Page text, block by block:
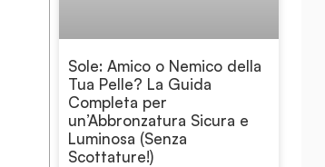
Sole: Amico o Nemico della
Tua Pelle? La Guida
Completa per
un’Abbronzatura Sicura e
Luminosa (Senza
Scottature!)